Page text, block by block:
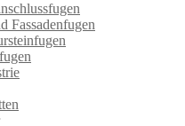
Fassadenfugen